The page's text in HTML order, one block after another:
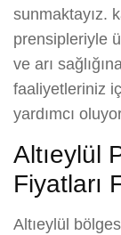
sunmaktayız.
prensipleriyle
ve arı
faaliyetleriniz
yardımcı
Altıeylül
Fiyatları
Altıeylül